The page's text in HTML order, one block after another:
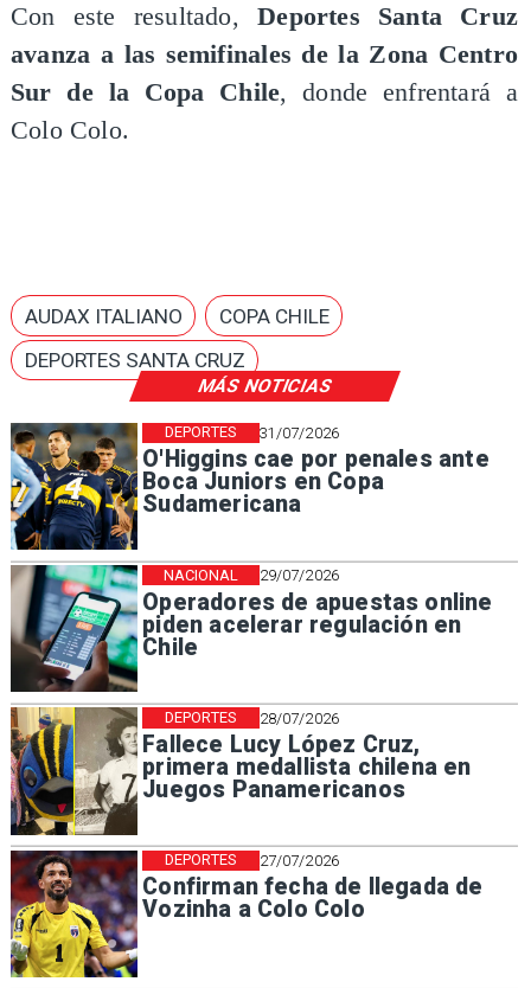
MÁS NOTICIAS
31/07/2026
O'Higgins cae por penales ante
Boca Juniors en Copa
Sudamericana
DEPORTES
29/07/2026
Operadores de apuestas online
piden acelerar regulación en
Chile
NACIONAL
28/07/2026
Fallece Lucy López Cruz,
primera medallista chilena en
Juegos Panamericanos
DEPORTES
27/07/2026
Confirman fecha de llegada de
Vozinha a Colo Colo
DEPORTES
Con este resultado,Deportes Santa Cruz
avanza a las semifinales de la Zona Centro
Sur de la Copa Chile, donde enfrentará a
Colo Colo.
AUDAX ITALIANO
COPA CHILE
DEPORTES SANTA CRUZ